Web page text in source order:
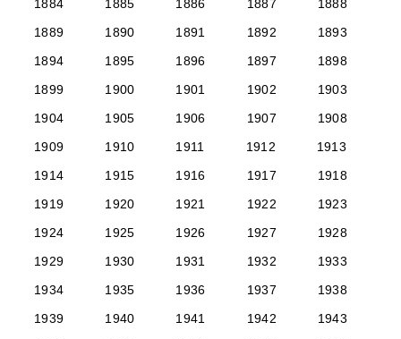
1884
1885 1886 1887
1888
1889
1890 1891 1892
1893
1894
1895 1896 1897
1898
1899
1900 1901 1902
1903
1904
1905 1906 1907
1908
1909
1910 1911 1912
1913
1914
1915 1916 1917
1918
1919
1920 1921 1922
1923
1924
1925 1926 1927
1928
1929
1930 1931 1932
1933
1934
1935 1936 1937
1938
1939
1940 1941 1942
1943